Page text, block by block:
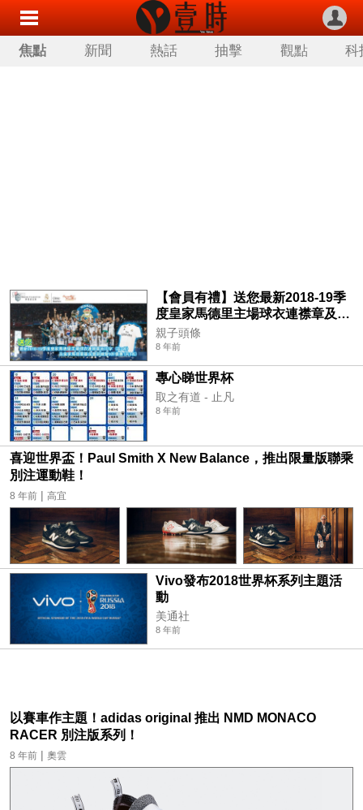
焦點 新聞 熱話 抽擊 觀點 科
【會員有禮】送您最新2018-19季
度皇家馬德里主場球衣連襟章及印
字 (共3名) 及皇家馬德里基金會訓
練營9折優惠(共3名)
親子頭條
8 年前
專心睇世界杯
取之有道 - 止凡
8 年前
喜迎世界盃！Paul Smith X New Balance，推出限量版聯乘
別注運動鞋！
8 年前 | 高宜
Vivo發布2018世界杯系列主題活
動
美通社
8 年前
以賽車作主題！adidas original 推出 NMD MONACO
RACER 別注版系列！
8 年前 | 奧雲